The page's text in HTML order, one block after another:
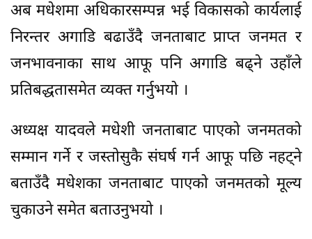
अब मधेशमा अधिकारसम्पन्न भई विकासको कार्यलाई
निरन्तर अगाडि बढाउँदै जनताबाट प्राप्त जनमत र
जनभावनाका साथ आफू पनि अगाडि बढ्ने उहाँले
प्रतिबद्धतासमेत व्यक्त गर्नुभयो ।
अध्यक्ष यादवले मधेशी जनताबाट पाएको जनमतको
सम्मान गर्ने र जस्तोसुकै संघर्ष गर्न आफू पछि नहट्ने
बताउँदै मधेशका जनताबाट पाएको जनमतको मूल्य
चुकाउने समेत बताउनुभयो ।